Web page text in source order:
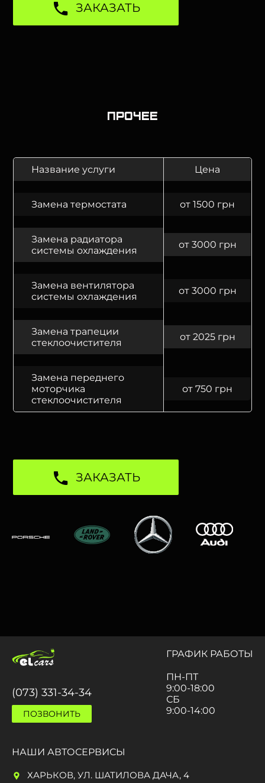
ЗАКАЗАТЬ
Прочее
Название услуги Цена
Замена термостата от 1500 грн
Замена радиатора
системы охлаждения
от 3000 грн
Замена вентилятора
системы охлаждения
от 3000 грн
Замена трапеции
стеклоочистителя
от 2025 грн
Замена переднего
моторчика
стеклоочистителя
от 750 грн
ЗАКАЗАТЬ
(073) 331-34-34
ПОЗВОНИТЬ
ГРАФИК РАБОТЫ
ПН-ПТ
9:00-18:00
СБ
9:00-14:00
НАШИ АВТОСЕРВИСЫ
ХАРЬКОВ, УЛ. ШАТИЛОВА ДАЧА, 4